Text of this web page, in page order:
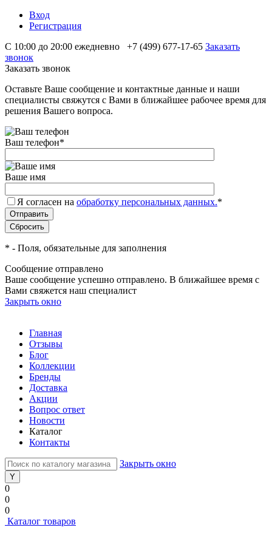
Вход
Регистрация
С 10:00 до 20:00 ежедневно
+7 (499) 677-17-65 Заказать
звонок
Заказать звонок
Оставьте Ваше сообщение и контактные данные и наши
специалисты свяжутся с Вами в ближайшее рабочее время для
решения Вашего вопроса.
Ваш телефон*
Ваше имя
Я согласен на обработку персональных данных.*
* - Поля, обязательные для заполнения
Сообщение отправлено
Ваше сообщение успешно отправлено. В ближайшее время с
Вами свяжется наш специалист
Закрыть окно
Главная
Отзывы
Блог
Коллекции
Бренды
Доставка
Акции
Вопрос ответ
Новости
Каталог
Контакты
Закрыть окно
0
0
0
Каталог товаров